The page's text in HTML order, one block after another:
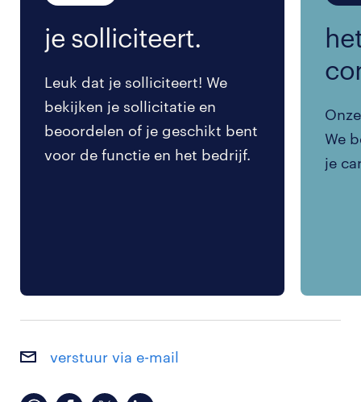
je solliciteert.
Leuk dat je solliciteert! We
bekijken je sollicitatie en
beoordelen of je geschikt bent
voor de functie en het bedrijf.
We
je
verstuur via e-mail